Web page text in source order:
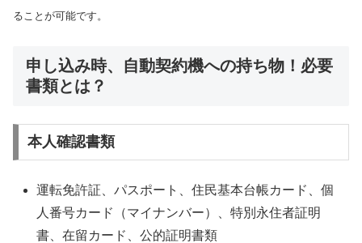
ることが可能です。
申し込み時、自動契約機への持ち物！必要
書類とは？
本人確認書類
運転免許証、パスポート、住民基本台帳カード、個
人番号カード（マイナンバー）、特別永住者証明
書、在留カード、公的証明書類